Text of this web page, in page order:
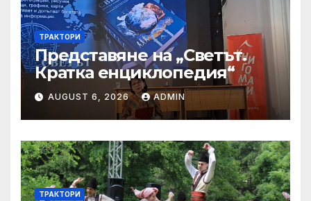
ТРАКТОРИ
Представяне на „Светът.
Кратка енциклопедия“
AUGUST 6, 2026 ADMIN
ТРАКТОРИ